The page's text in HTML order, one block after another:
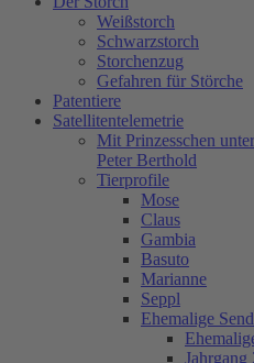
Weißstorch
Schwarzstorch
Storchenzug
Gefahren für Störche
Patentiere
Satellitentelemetrie
Mit Prinzesschen
Peter Berthold
Tierprofile
Mose
Claus
Gambia
Basuto
Marianne
Seppl
Ehemalige
Jahrgang